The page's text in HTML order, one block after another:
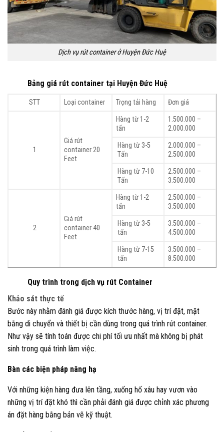
Dịch vụ rút container ở Huyện Đức Huệ
Bảng giá rút container tại Huyện Đức Huệ
STT Loại container Trọng tải hàng Đơn giá
1
Giá rút
container 20
Feet
Hàng từ 1-2
tấn
1.500.000 –
2.000.000
Hàng từ 3-5
Tấn
2.000.000 –
2.500.000
Hàng từ 7-10
Tấn
2.500.000 –
3.500.000
2
Giá rút
container 40
Feet
Hàng từ 1-2
tấn
2.500.000 –
3.500.000
Hàng từ 3-5
tấn
3.500.000 –
4.500.000
Hàng từ 7-15
tấn
3.500.000 –
8.500.000
Quy trình trong dịch vụ rút Container
Khảo sát thực tế
Bước này nhằm đánh giá được kích thước hàng, vị trí đặt, mặt
bằng di chuyển và thiết bị cần dùng trong quá trình rút container.
Như vậy sẽ tính toán được chi phí tối ưu nhất mà không bị phát
sinh trong quá trình làm việc.
Bàn các biện pháp nâng hạ
Với những kiện hàng đưa lên tầng, xuống hố xâu hay vươn vào
những vị trí đặt khó thì cần phải đánh giá được chỉnh xác phương
án đặt hàng bằng bản vẽ kỹ thuật.